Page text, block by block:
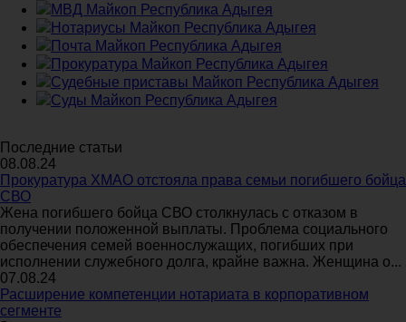
МВД Майкоп Республика Адыгея
Нотариусы Майкоп Республика Адыгея
Почта Майкоп Республика Адыгея
Прокуратура Майкоп Республика Адыгея
Судебные приставы Майкоп Республика Адыгея
Суды Майкоп Республика Адыгея
Последние статьи
08.08.24
Прокуратура ХМАО отстояла права семьи погибшего бойца
СВО
Жена погибшего бойца СВО столкнулась с отказом в
получении положенной выплаты. Проблема социального
обеспечения семей военнослужащих, погибших при
исполнении служебного долга, крайне важна. Женщина о...
07.08.24
Расширение компетенции нотариата в корпоративном
сегменте